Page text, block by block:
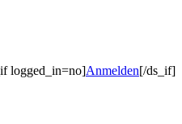
logged_in=no]Anmelden[/ds_if]